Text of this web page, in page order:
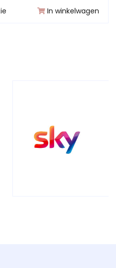
In winkelwagen